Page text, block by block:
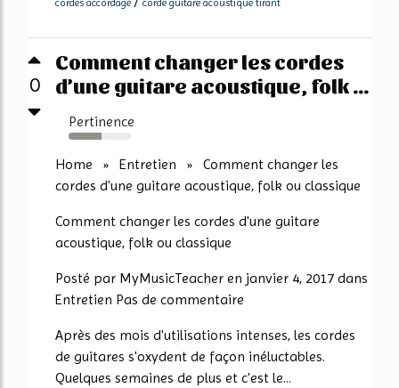
cordes accordage
corde guitare acoustique tirant
0
Comment changer les cordes
d’une guitare acoustique, folk ...
Pertinence
53%
Home » Entretien » Comment changer les
cordes d'une guitare acoustique, folk ou classique
Comment changer les cordes d'une guitare
acoustique, folk ou classique
Posté par MyMusicTeacher en janvier 4, 2017 dans
Entretien Pas de commentaire
Après des mois d'utilisations intenses, les cordes
de guitares s'oxydent de façon inéluctables.
Quelques semaines de plus et c'est le...